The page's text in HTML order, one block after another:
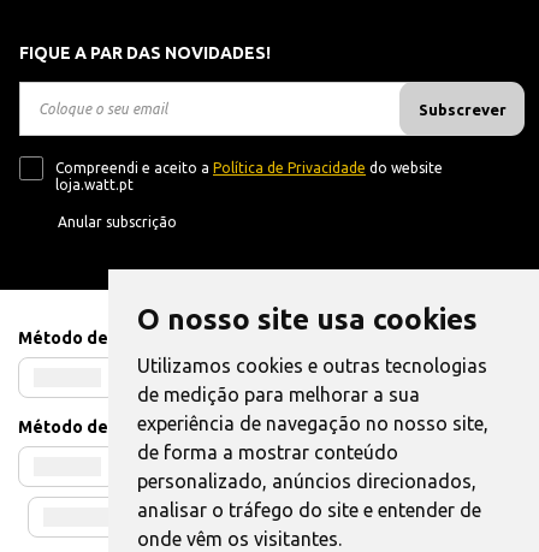
O nosso site usa cookies
Utilizamos cookies e outras tecnologias
de medição para melhorar a sua
experiência de navegação no nosso site,
de forma a mostrar conteúdo
personalizado, anúncios direcionados,
analisar o tráfego do site e entender de
onde vêm os visitantes.
FIQUE A PAR DAS NOVIDADES!
Subscrever
Compreendi e aceito a Política de Privacidade do website
loja.watt.pt
Anular subscrição
Método de Pagamento
Método de Envio